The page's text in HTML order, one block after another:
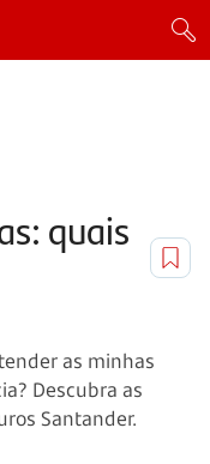
quais
as minhas
Descubra as
Santander.